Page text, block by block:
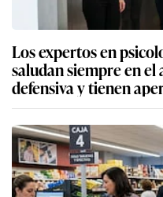
Los expertos en
saludan siempre en el
defensiva y tienen